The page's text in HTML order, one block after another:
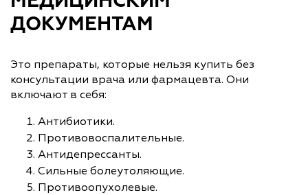
ДОКУМЕНТАМ
Это препараты, которые нельзя купить без
консультации врача или фармацевта. Они
включают в себя:
Антибиотики.
Противовоспалительные.
Антидепрессанты.
Сильные болеутоляющие.
Противоопухолевые.